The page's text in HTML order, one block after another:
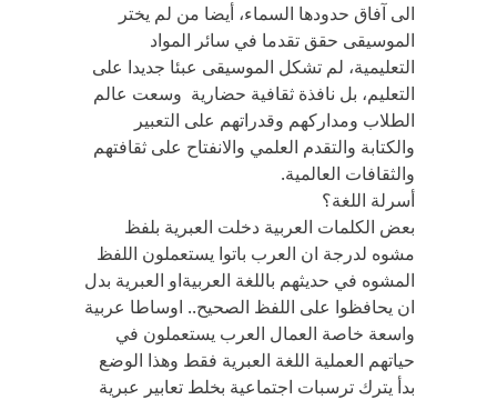
الى آفاق حدودها السماء، أيضا من لم يختر
الموسيقى حقق تقدما في سائر المواد
التعليمية، لم تشكل الموسيقى عبئا جديدا على
التعليم، بل نافذة ثقافية حضارية وسعت عالم
الطلاب ومداركهم وقدراتهم على التعبير
والكتابة والتقدم العلمي والانفتاح على ثقافتهم
والثقافات العالمية.
أسرلة اللغة؟
بعض الكلمات العربية دخلت العبرية بلفظ
مشوه لدرجة ان العرب باتوا يستعملون اللفظ
المشوه في حديثهم باللغة العربيةاو العبرية بدل
ان يحافظوا على اللفظ الصحيح.. اوساطا عربية
واسعة خاصة العمال العرب يستعملون في
حياتهم العملية اللغة العبرية فقط وهذا الوضع
بدأ يترك ترسبات اجتماعية بخلط تعابير عبرية